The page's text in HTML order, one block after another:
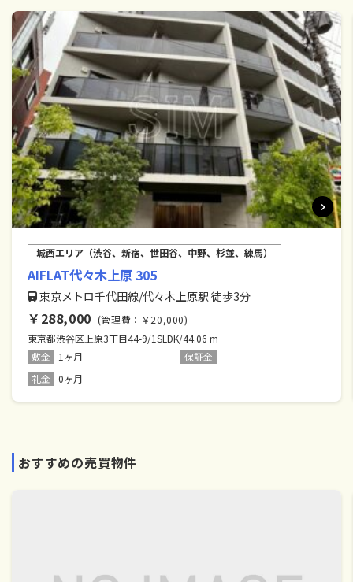
城西エリア（渋谷、新宿、世田谷、中野、杉並、練馬）
AIFLAT代々木上原 305
東京メトロ千代田線/代々木上原駅 徒歩3分
￥288,000 (管理費：￥20,000)
東京都渋谷区上原3丁目44-9/1SLDK/44.06 m
敷金
1ヶ月
保証金
礼金
0ヶ月
おすすめの売買物件